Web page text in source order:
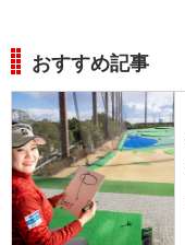
おすすめ記事